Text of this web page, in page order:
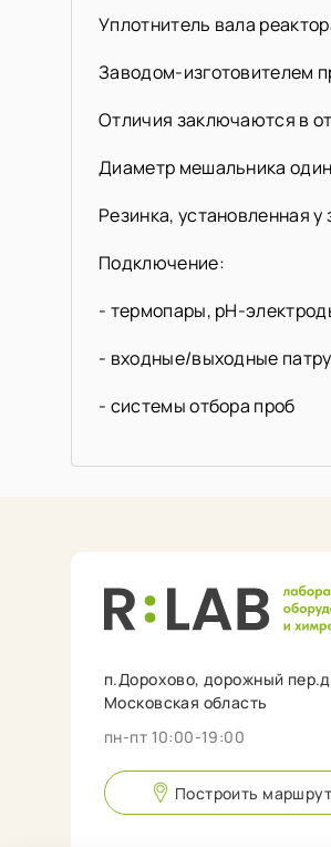
Уплотнитель вала
Заводом-изготовителем
Отличия заключаются в
Диаметр мешальника
Резинка, установленная
Подключение:
- термопары, pH-
- входные/выходные
- системы отбора проб
п.Дорохово, дорожный
Московская область
пн-пт 10:00-19:00
Построить маршрут